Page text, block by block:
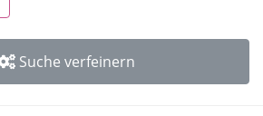
Suche verfeinern